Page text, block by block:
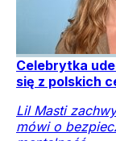
Celebrytka
się z polskich
Lil Masti
mówi o